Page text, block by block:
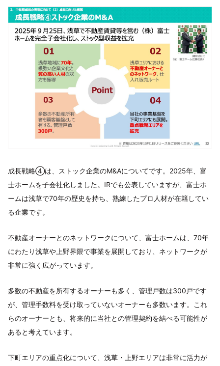
成長戦略④は、ストック企業のM&Aについてです。2025年、富
士ホームを子会社化しました。IRでも公表していますが、富士ホ
ームは浅草で70年の歴史を持ち、熟練したプロ人材が在籍してい
る企業です。
不動産オーナーとのネットワークについて、富士ホームは、70年
にわたり浅草や上野界隈で事業を展開しており、ネットワークが
非常に強く広がっています。
多数の不動産を所有するオーナーも多く、管理戸数は300戸です
が、管理手数料を受け取っていないオーナーも多数います。これ
らのオーナーとも、将来的に当社との管理契約を結べる可能性が
あると考えています。
下町エリアの重点化について、浅草・上野エリアは非常に活力が